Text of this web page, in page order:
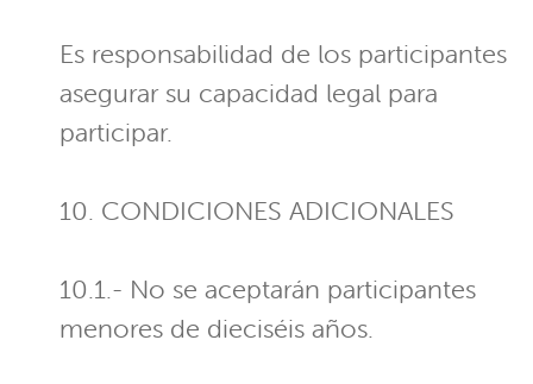
Es responsabilidad de los participantes
asegurar su capacidad legal para
participar.
10. CONDICIONES ADICIONALES
10.1.- No se aceptarán participantes
menores de dieciséis años.